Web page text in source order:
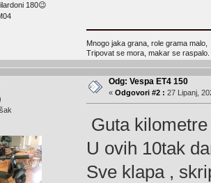
180😉
Mnogo jaka grana, role grama malo,
Tripovat se mora, makar se raspalo.
Odg: Vespa ET4 150
« Odgovori #2 : 27 Lipanj,
Guta kilometre
U ovih 10tak
Sve klapa ,